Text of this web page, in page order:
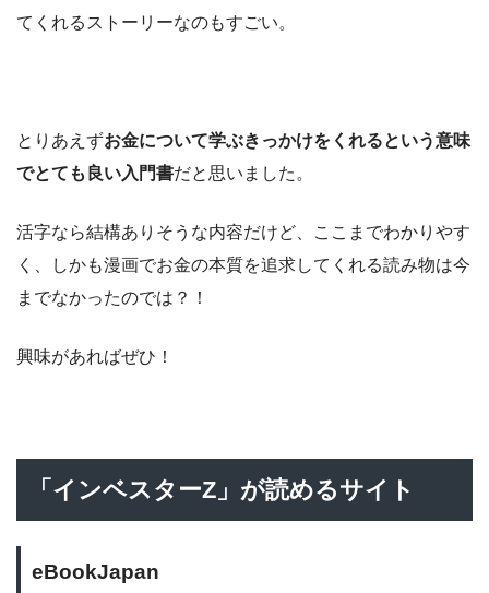
てくれるストーリーなのもすごい。
とりあえずお金について学ぶきっかけをくれるという意味
でとても良い入門書だと思いました。
活字なら結構ありそうな内容だけど、ここまでわかりやす
く、しかも漫画でお金の本質を追求してくれる読み物は今
までなかったのでは？！
興味があればぜひ！
「インベスターZ」が読めるサイト
eBookJapan